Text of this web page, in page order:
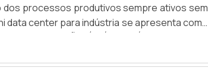
dos processos produtivos sempre ativos sem
data center para indústria se apresenta como
INSTALAÇÃO É FÁCIL E ÁGILO mini data
podendo ser alocado na planta do.